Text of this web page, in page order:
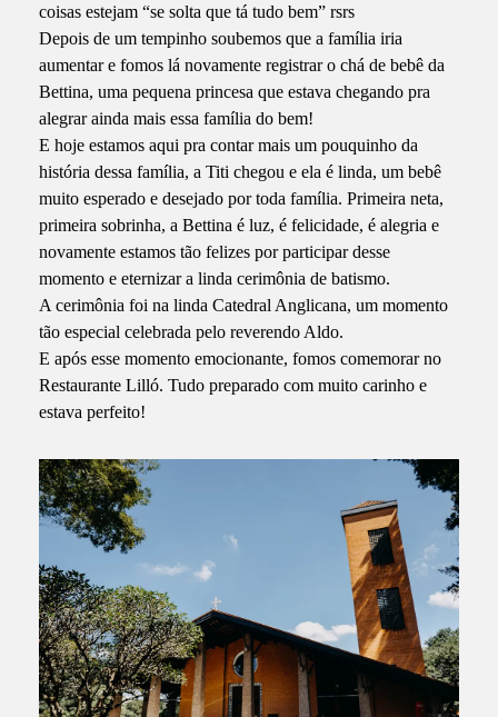
coisas estejam “se solta que tá tudo bem” rsrs
Depois de um tempinho soubemos que a família iria
aumentar e fomos lá novamente registrar o chá de bebê da
Bettina, uma pequena princesa que estava chegando pra
alegrar ainda mais essa família do bem!
E hoje estamos aqui pra contar mais um pouquinho da
história dessa família, a Titi chegou e ela é linda, um bebê
muito esperado e desejado por toda família. Primeira neta,
primeira sobrinha, a Bettina é luz, é felicidade, é alegria e
novamente estamos tão felizes por participar desse
momento e eternizar a linda cerimônia de batismo.
A cerimônia foi na linda Catedral Anglicana, um momento
tão especial celebrada pelo reverendo Aldo.
E após esse momento emocionante, fomos comemorar no
Restaurante Lilló. Tudo preparado com muito carinho e
estava perfeito!